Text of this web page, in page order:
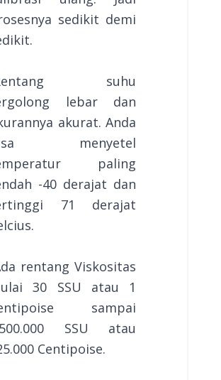
sedikit demi
suhu
lebar dan
akurat. Anda
menyetel
paling
-40 derajat dan
71 derajat
rentang Viskositas
30 SSU atau 1
sampai
SSU atau
Centipoise.